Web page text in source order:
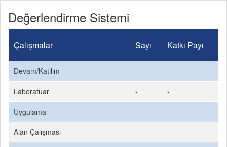
Değerlendirme Sistemi
Çalışmalar Sayı Katkı Payı
Devam/Katılım -
-
Laboratuar
-
-
Uygulama
-
-
Alan Çalışması
-
-